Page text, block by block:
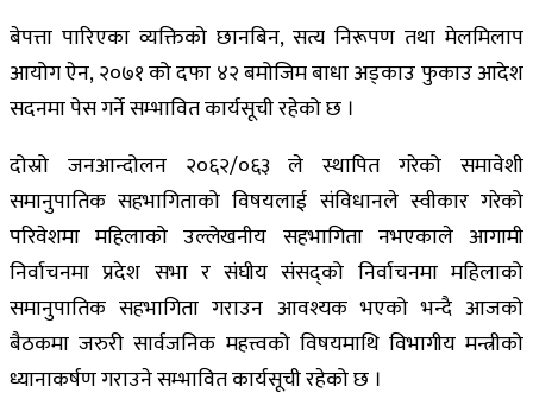
बेपत्ता पारिएका व्यक्तिको छानबिन, सत्य निरूपण तथा मेलमिलाप
आयोग ऐन, २०७१ को दफा ४२ बमोजिम बाधा अड्काउ फुकाउ आदेश
सदनमा पेस गर्ने सम्भावित कार्यसूची रहेको छ ।
दोस्रो जनआन्दोलन २०६२/०६३ ले स्थापित गरेको समावेशी
समानुपातिक सहभागिताको विषयलाई संविधानले स्वीकार गरेको
परिवेशमा महिलाको उल्लेखनीय सहभागिता नभएकाले आगामी
निर्वाचनमा प्रदेश सभा र संघीय संसद्को निर्वाचनमा महिलाको
समानुपातिक सहभागिता गराउन आवश्यक भएको भन्दै आजको
बैठकमा जरुरी सार्वजनिक महत्त्वको विषयमाथि विभागीय मन्त्रीको
ध्यानाकर्षण गराउने सम्भावित कार्यसूची रहेको छ ।